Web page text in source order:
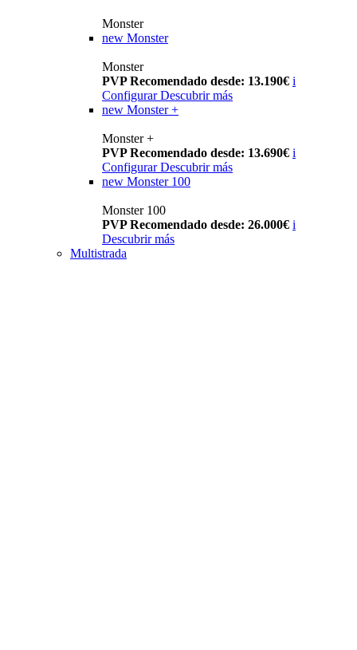
Monster
new Monster
Monster
PVP Recomendado desde: 13.190€ i
Configurar Descubrir más
new Monster +
Monster +
PVP Recomendado desde: 13.690€ i
Configurar Descubrir más
new Monster 100
Monster 100
PVP Recomendado desde: 26.000€ i
Descubrir más
Multistrada